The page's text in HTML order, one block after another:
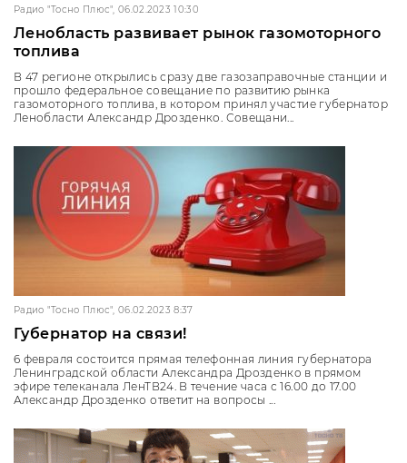
Радио "Тосно Плюс", 06.02.2023 10:30
Ленобласть развивает рынок газомоторного
топлива
В 47 регионе открылись сразу две газозаправочные станции и
прошло федеральное совещание по развитию рынка
газомоторного топлива, в котором принял участие губернатор
Ленобласти Александр Дрозденко. Совещани...
Радио "Тосно Плюс", 06.02.2023 8:37
Губернатор на связи!
6 февраля состоится прямая телефонная линия губернатора
Ленинградской области Александра Дрозденко в прямом
эфире телеканала ЛенТВ24. В течение часа с 16.00 до 17.00
Александр Дрозденко ответит на вопросы ...